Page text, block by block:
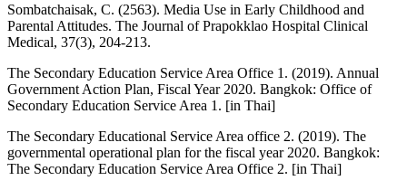
Sombatchaisak, C. (2563). Media Use in Early Childhood and
Parental Attitudes. The Journal of Prapokklao Hospital Clinical
Medical, 37(3), 204-213.
The Secondary Education Service Area Office 1. (2019). Annual
Government Action Plan, Fiscal Year 2020. Bangkok: Office of
Secondary Education Service Area 1. [in Thai]
The Secondary Educational Service Area office 2. (2019). The
governmental operational plan for the fiscal year 2020. Bangkok:
The Secondary Education Service Area Office 2. [in Thai]